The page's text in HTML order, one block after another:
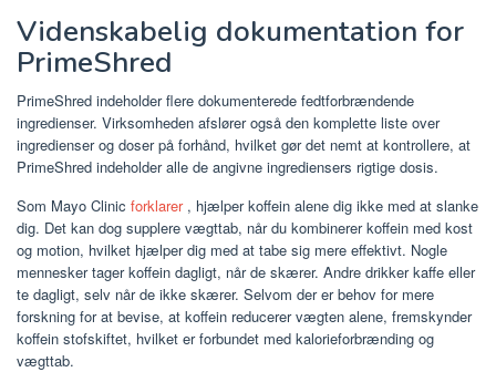
Videnskabelig dokumentation for
PrimeShred
PrimeShred indeholder flere dokumenterede fedtforbrændende
ingredienser. Virksomheden afslører også den komplette liste over
ingredienser og doser på forhånd, hvilket gør det nemt at kontrollere, at
PrimeShred indeholder alle de angivne ingrediensers rigtige dosis.
Som Mayo Clinic forklarer, hjælper koffein alene dig ikke med at slanke
dig. Det kan dog supplere vægttab, når du kombinerer koffein med kost
og motion, hvilket hjælper dig med at tabe sig mere effektivt. Nogle
mennesker tager koffein dagligt, når de skærer. Andre drikker kaffe eller
te dagligt, selv når de ikke skærer. Selvom der er behov for mere
forskning for at bevise, at koffein reducerer vægten alene, fremskynder
koffein stofskiftet, hvilket er forbundet med kalorieforbrænding og
vægttab.